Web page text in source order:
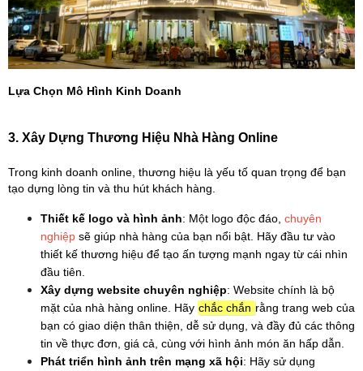
Lựa Chọn Mô Hình Kinh Doanh
3. Xây Dựng Thương Hiệu Nhà Hàng Online
Trong kinh doanh online, thương hiệu là yếu tố quan trọng để bạn
tạo dựng lòng tin và thu hút khách hàng.
Thiết kế logo và hình ảnh: Một logo độc đáo, chuyên
nghiệp sẽ giúp nhà hàng của bạn nổi bật. Hãy đầu tư vào
thiết kế thương hiệu để tạo ấn tượng mạnh ngay từ cái nhìn
đầu tiên.
Xây dựng website chuyên nghiệp: Website chính là bộ
mặt của nhà hàng online. Hãy chắc chắn rằng trang web của
bạn có giao diện thân thiện, dễ sử dụng, và đầy đủ các thông
tin về thực đơn, giá cả, cùng với hình ảnh món ăn hấp dẫn.
Phát triển hình ảnh trên mạng xã hội: Hãy sử dụng